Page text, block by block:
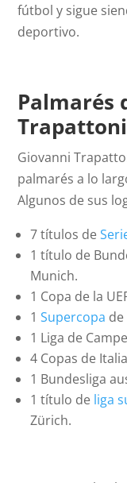
fútbol y sigue
deportivo.
Palmarés
Trapattoni
Giovanni
palmarés a lo
Algunos de sus
7 títulos de
1 título de
Munich.
1 Copa de la
1Supercopa de
1 Liga de
4 Copas de
1 Bundesliga
1 título de liga
Zürich.